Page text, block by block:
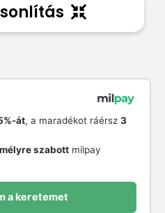
át, a maradékot ráérsz 3
szabottmilpay
a keretemet